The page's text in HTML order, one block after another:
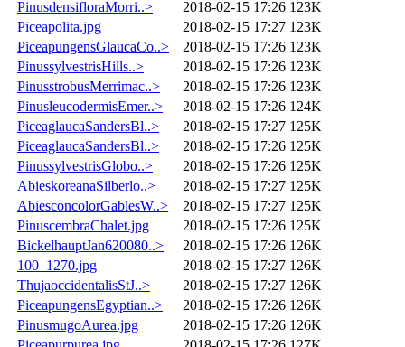
PinusdensifloraMorri..>
2018-02-15 17:26 123K
Piceapolita.jpg
2018-02-15 17:27 123K
PiceapungensGlaucaCo..>
2018-02-15 17:26 123K
PinussylvestrisHills..>
2018-02-15 17:26 123K
PinusstrobusMerrimac..>
2018-02-15 17:26 123K
PinusleucodermisEmer..>
2018-02-15 17:26 124K
PiceaglaucaSandersBl..>
2018-02-15 17:27 125K
PiceaglaucaSandersBl..>
2018-02-15 17:26 125K
PinussylvestrisGlobo..>
2018-02-15 17:26 125K
AbieskoreanaSilberlo..>
2018-02-15 17:27 125K
AbiesconcolorGablesW..>
2018-02-15 17:27 125K
PinuscembraChalet.jpg
2018-02-15 17:26 125K
BickelhauptJan620080..>
2018-02-15 17:26 126K
100_1270.jpg
2018-02-15 17:27 126K
ThujaoccidentalisStJ..>
2018-02-15 17:27 126K
PiceapungensEgyptian..>
2018-02-15 17:26 126K
PinusmugoAurea.jpg
2018-02-15 17:26 126K